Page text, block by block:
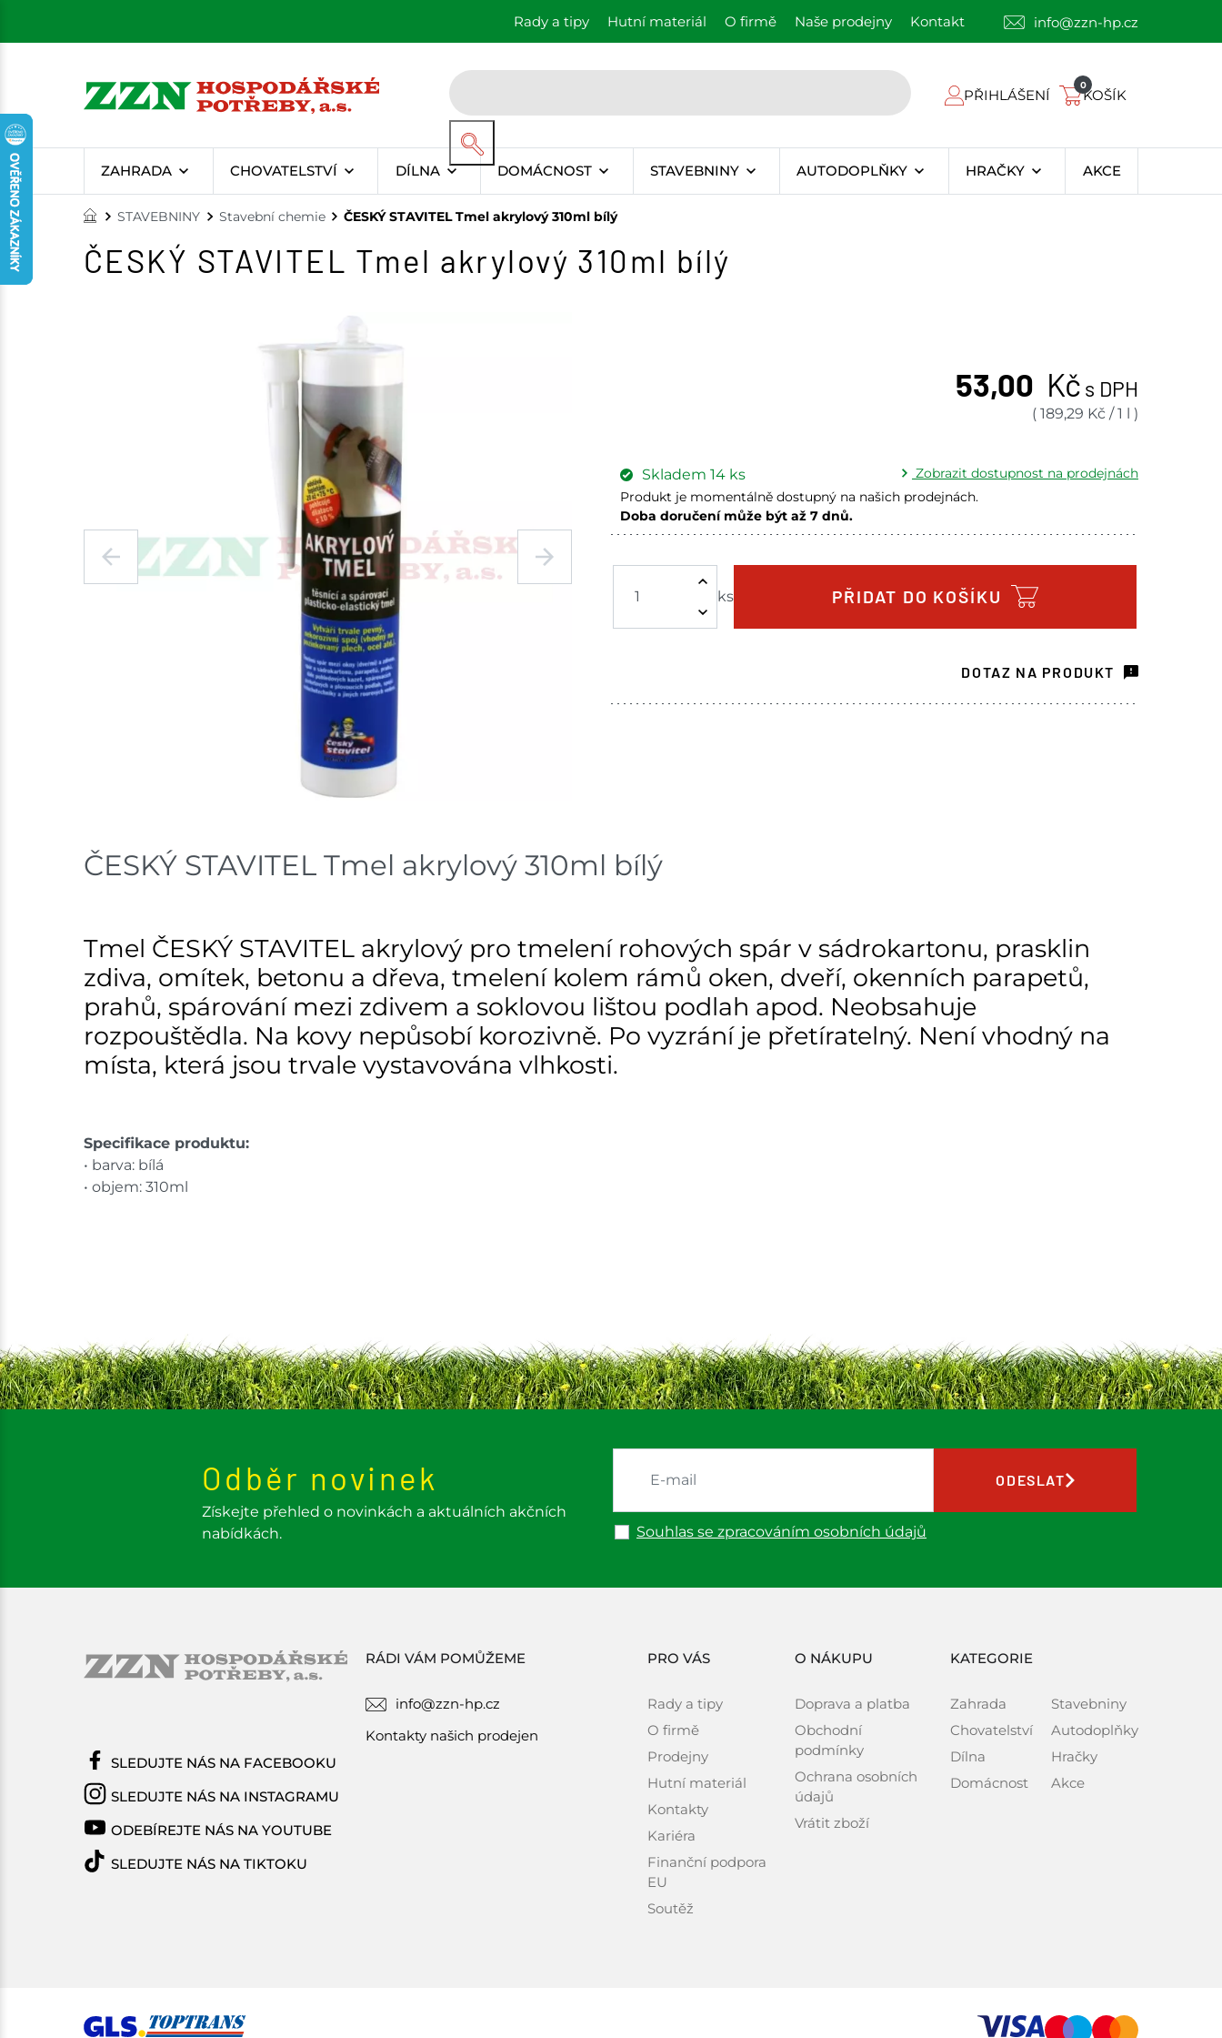
Rady a tipy Hutní materiál O firmě Naše prodejny Kontakt info@zzn-hp.cz
PŘIHLÁŠENÍ
0
KOŠÍK
ZAHRADA CHOVATELSTVÍ DÍLNA DOMÁCNOST STAVEBNINY AUTODOPLŇKY HRAČKY AKCE
STAVEBNINY Stavební chemie ČESKÝ STAVITEL Tmel akrylový 310ml bílý
ČESKÝ STAVITEL Tmel akrylový 310ml bílý
53,00 Kč s DPH
( 189,29 Kč/1 l )
ks PŘIDAT DO KOŠÍKU
Skladem 14 ks
Zobrazit dostupnost na prodejnách
Produkt je momentálně dostupný na našich prodejnách.
Doba doručení může být až 7 dnů.
Skladem na prodejně - doručení do 7 dnů
Ceny na prodejnách se mohou lišit od cen na e-shopu.
DOTAZ NA PRODUKT
ČESKÝ STAVITEL Tmel akrylový 310ml bílý
Tmel ČESKÝ STAVITEL akrylový pro tmelení rohových spár v sádrokartonu, prasklin
zdiva, omítek, betonu a dřeva, tmelení kolem rámů oken, dveří, okenních parapetů,
prahů, spárování mezi zdivem a soklovou lištou podlah apod. Neobsahuje
rozpouštědla. Na kovy nepůsobí korozivně. Po vyzrání je přetíratelný. Není vhodný na
místa, která jsou trvale vystavována vlhkosti.
Specifikace produktu:
• barva: bílá
• objem: 310ml
Odběr novinek
Získejte přehled o novinkách a aktuálních akčních
nabídkách.
Souhlas se zpracováním osobních údajů
ODESLAT
RÁDI VÁM POMŮŽEME
info@zzn-hp.cz
Kontakty našich prodejen
PRO VÁS
Rady a tipy
O firmě
Prodejny
Hutní materiál
Kontakty
Kariéra
Finanční podpora
EU
Soutěž
O NÁKUPU
Doprava a platba
Obchodní
podmínky
Ochrana osobních
údajů
Vrátit zboží
KATEGORIE
Zahrada
Chovatelství
Dílna
Domácnost
Stavebniny
Autodoplňky
Hračky
Akce
SLEDUJTE NÁS NA FACEBOOKU
SLEDUJTE NÁS NA INSTAGRAMU
ODEBÍREJTE NÁS NA YOUTUBE
SLEDUJTE NÁS NA TIKTOKU